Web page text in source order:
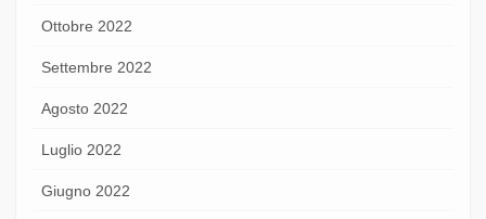
Ottobre 2022
Settembre 2022
Agosto 2022
Luglio 2022
Giugno 2022